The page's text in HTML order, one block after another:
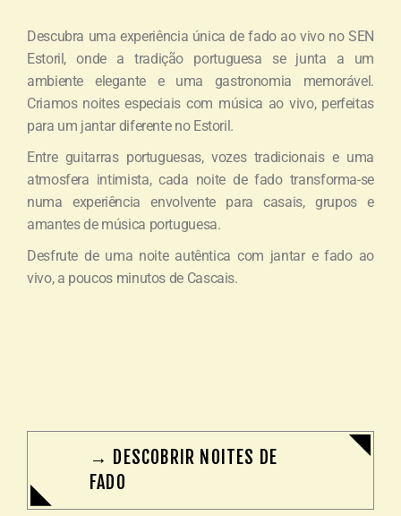
Descubra uma experiência única de fado ao vivo no SEN
Estoril, onde a tradição portuguesa se junta a um
ambiente elegante e uma gastronomia memorável.
Criamos noites especiais com música ao vivo, perfeitas
para um jantar diferente no Estoril.
Entre guitarras portuguesas, vozes tradicionais e uma
atmosfera intimista, cada noite de fado transforma-se
numa experiência envolvente para casais, grupos e
amantes de música portuguesa.
Desfrute de uma noite autêntica com jantar e fado ao
vivo, a poucos minutos de Cascais.
→ DESCOBRIR NOITES DE
FADO